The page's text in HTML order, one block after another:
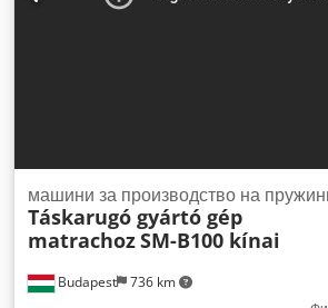
Budapest 736 km
машини за производство на
Táskarugó gyártó gép
matrachozSM-B100 kínai